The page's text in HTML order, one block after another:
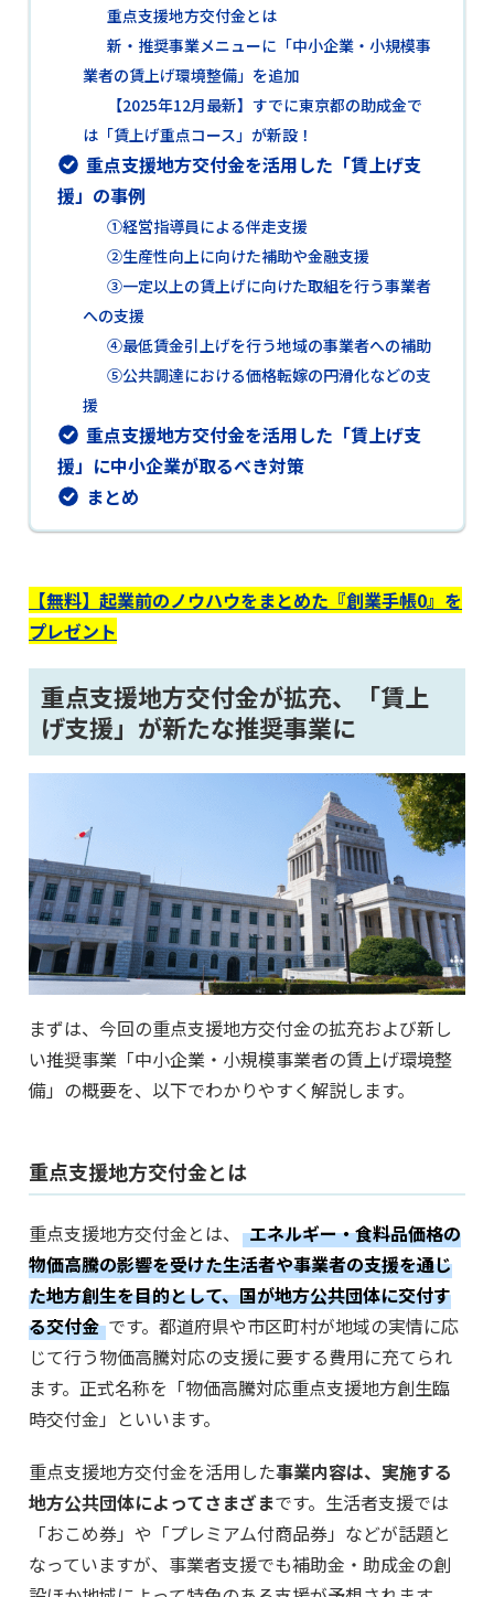
重点支援地方交付金とは
新・推奨事業メニューに「中小企業・小規模事
業者の賃上げ環境整備」を追加
【2025年12月最新】すでに東京都の助成金で
は「賃上げ重点コース」が新設！
重点支援地方交付金を活用した「賃上げ支
援」の事例
①経営指導員による伴走支援
②生産性向上に向けた補助や金融支援
③一定以上の賃上げに向けた取組を行う事業者
への支援
④最低賃金引上げを行う地域の事業者への補助
⑤公共調達における価格転嫁の円滑化などの支
援
重点支援地方交付金を活用した「賃上げ支
援」に中小企業が取るべき対策
まとめ
【無料】起業前のノウハウをまとめた『創業手帳0』を
プレゼント
重点支援地方交付金が拡充、「賃上
げ支援」が新たな推奨事業に
まずは、今回の重点支援地方交付金の拡充および新し
い推奨事業「中小企業・小規模事業者の賃上げ環境整
備」の概要を、以下でわかりやすく解説します。
重点支援地方交付金とは
重点支援地方交付金とは、
エネルギー・食料品価格の
物価高騰の影響を受けた生活者や事業者の支援を通じ
た地方創生を目的として、国が地方公共団体に交付す
る交付金 です。都道府県や市区町村が地域の実情に応
じて行う物価高騰対応の支援に要する費用に充てられ
ます。正式名称を「物価高騰対応重点支援地方創生臨
時交付金」といいます。
重点支援地方交付金を活用した事業内容は、実施する
地方公共団体によってさまざまです。生活者支援では
「おこめ券」や「プレミアム付商品券」などが話題と
なっていますが、事業者支援でも補助金・助成金の創